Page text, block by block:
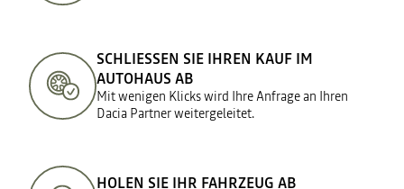
SCHLIESSEN SIE IHREN KAUF IM
AUTOHAUS AB
Mit wenigen Klicks wird Ihre Anfrage an Ihren
Dacia Partner weitergeleitet.
HOLEN SIE IHR FAHRZEUG AB